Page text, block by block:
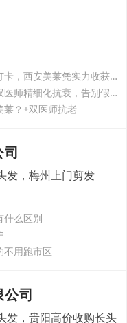
西安热玛吉口碑实测｜上万求美者真实打卡，西安美莱凭实力收获一众好评
西安热玛吉天梯榜｜不止是可查！美莱双医师精细化抗衰，告别假垮脸
？+双医师抗老
发，梅州上门剪发
什么区别
不用跑市区
司
发，贵阳高价收购长头